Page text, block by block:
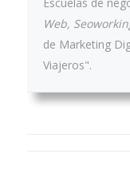
Web,
de Marketing
Viajeros".